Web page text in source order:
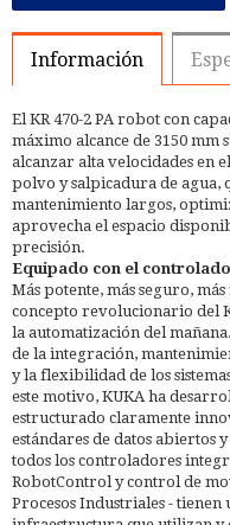
Información
El KR 470-2 PA robot con
máximo alcance de 3150 mm
alcanzar alta velocidades en
polvo y salpicadura de agua,
mantenimiento largos,
aprovecha el espacio
precisión.
Equipado con el
Más potente, más seguro,
concepto revolucionario del
la automatización del
de la integración,
y la flexibilidad de los
este motivo, KUKA ha
estructurado claramente
estándares de datos abiertos
todos los controladores
RobotControl y control de
Procesos Industriales - tienen